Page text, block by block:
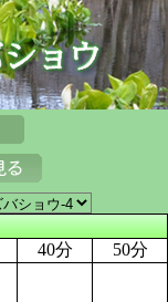
40分
50分